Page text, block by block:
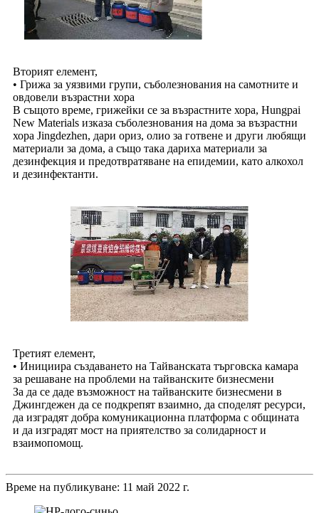
Вторият елемент,
• Грижа за уязвими групи, съболезнования на самотните и
овдовели възрастни хора
В същото време, грижейки се за възрастните хора, Hungpai
New Materials изказа съболезнования на дома за възрастни
хора Jingdezhen, дари ориз, олио за готвене и други любящи
материали за дома, а също така дариха материали за
дезинфекция и предотвратяване на епидемии, като алкохол
и дезинфектанти.
Третият елемент,
• Инициира създаването на Тайванската търговска камара
за решаване на проблеми на тайванските бизнесмени
За да се даде възможност на тайванските бизнесмени в
Джингдежен да се подкрепят взаимно, да споделят ресурси,
да изградят добра комуникационна платформа с общината
и да изградят мост на приятелство за солидарност и
взаимопомощ.
Време на публикуване: 11 май 2022 г.